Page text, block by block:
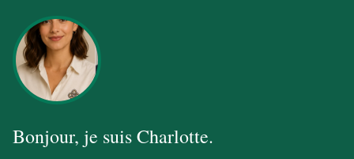
Bonjour, je suisCharlotte.